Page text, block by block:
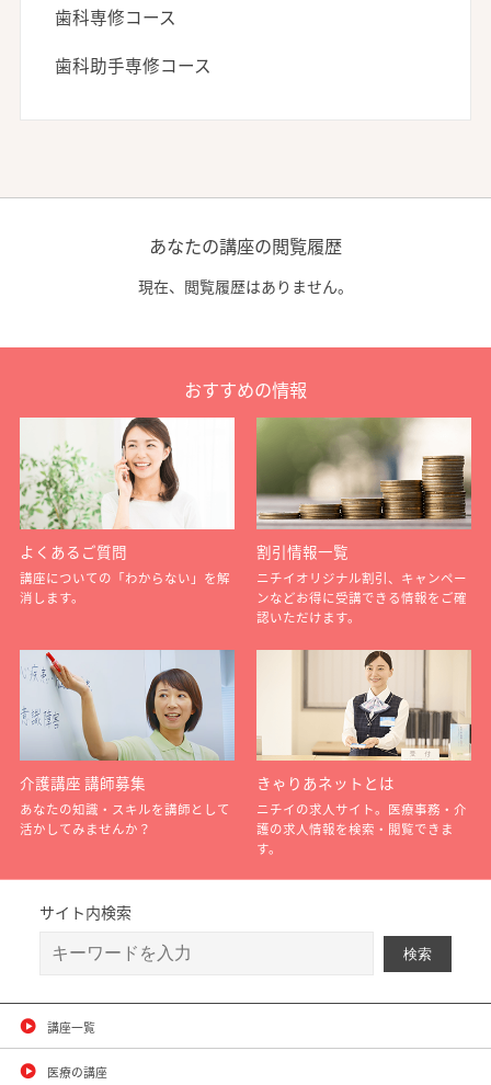
歯科専修コース
歯科助手専修コース
あなたの講座の閲覧履歴
現在、閲覧履歴はありません。
おすすめの情報
よくあるご質問
講座についての「わからない」を解
消します。
割引情報一覧
ニチイオリジナル割引、キャンペー
ンなどお得に受講できる情報をご確
認いただけます。
介護講座 講師募集
あなたの知識・スキルを講師として
活かしてみませんか？
きゃりあネットとは
ニチイの求人サイト。医療事務・介
護の求人情報を検索・閲覧できま
す。
サイト内検索
講座一覧
医療の講座